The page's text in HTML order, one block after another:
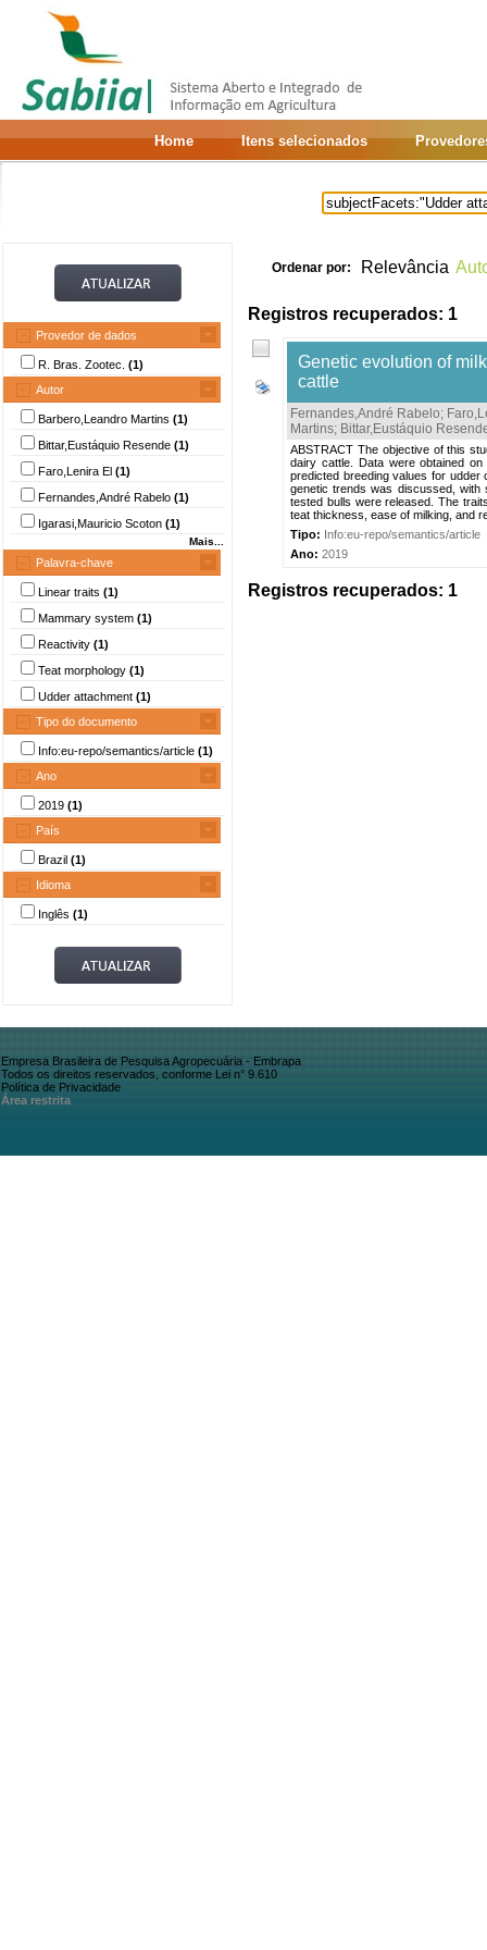
Home Itens selecionados
Provedor de dados
R. Bras. Zootec. (1)
Autor
Barbero,Leandro Martins (1)
Bittar,Eustáquio Resende (1)
Faro,Lenira El (1)
Fernandes,André Rabelo (1)
Igarasi,Mauricio Scoton (1)
Mais...
Palavra-chave
Linear traits (1)
Mammary system (1)
Reactivity (1)
Teat morphology (1)
Udder attachment (1)
Tipo do documento
Info:eu-repo/semantics/article (1)
Ano
2019 (1)
País
Brazil (1)
Idioma
Inglês (1)
Ordenar por: Relevância
Registros recuperados: 1
Genetic evolution of
cattle
Fernandes,André Rabelo;
Martins; Bittar,Eustáquio
ABSTRACT The objective of this
dairy cattle. Data were obtained
predicted breeding values for udder
genetic trends was discussed,
tested bulls were released. The
teat thickness, ease of milking, and
Tipo: Info:eu-repo/semantics/article
Ano: 2019
Registros recuperados: 1
Empresa Brasileira de Pesquisa Agropecuária - Embrapa
Todos os direitos reservados, conforme Lei n° 9.610
Política de Privacidade
Área restrita